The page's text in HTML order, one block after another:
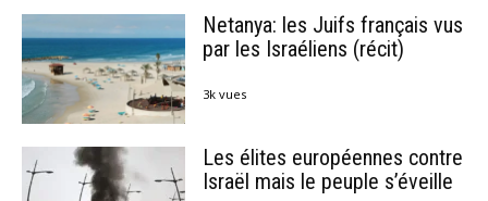
Netanya: les Juifs français vus
par les Israéliens (récit)
3k vues
Les élites européennes contre
Israël mais le peuple s’éveille